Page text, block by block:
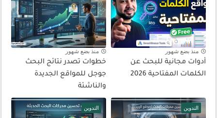
منذ بضع شهور
أدوات مجانية للبحث عن
الكلمات المفتاحية 2026
منذ بضع شهور
خطوات تصدر نتائج البحث
جوجل للمواقع الجديدة
والناشئة
التدوين التدوين